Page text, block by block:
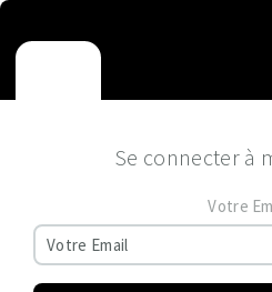
Se connecter à
Votre